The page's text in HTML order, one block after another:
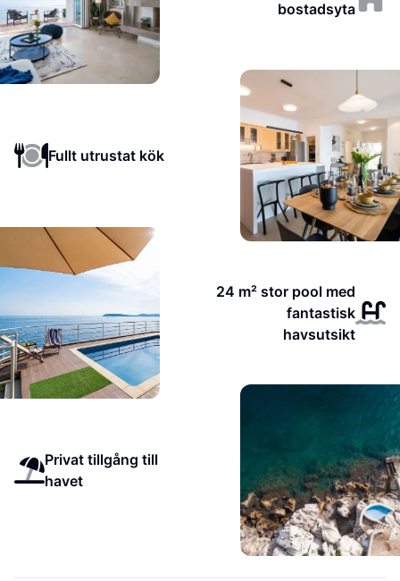
bostadsyta
Fullt utrustat kök
24 m² stor pool med
fantastisk
havsutsikt
Privat tillgång till
havet